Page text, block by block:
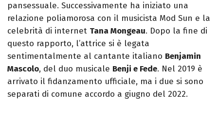
pansessuale. Successivamente ha iniziato una
relazione poliamorosa con il musicista Mod Sun e la
celebrità di internet Tana Mongeau. Dopo la fine di
questo rapporto, l’attrice si è legata
sentimentalmente al cantante italiano Benjamin
Mascolo, del duo musicale Benji e Fede. Nel 2019 è
arrivato il fidanzamento ufficiale, ma i due si sono
separati di comune accordo a giugno del 2022.